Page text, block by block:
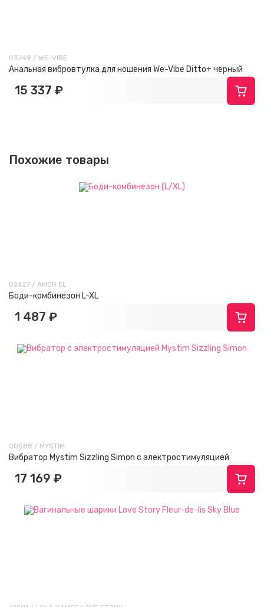
03749 / WE-VIBE
Анальная вибровтулка для ношения We-Vibe Ditto+ черный
15 337 ₽
Похожие товары
02427 / AMOR EL
Боди-комбинезон L-XL
1 487 ₽
00588 / MYSTIM
Вибратор Mystim Sizzling Simon с электростимуляцией
17 169 ₽